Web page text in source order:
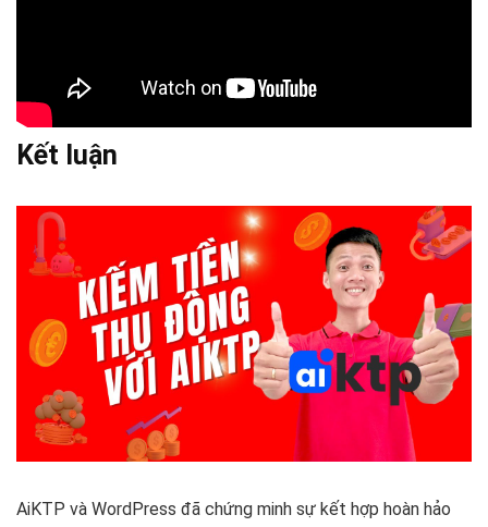
Kết luận
AiKTP và WordPress đã chứng minh sự kết hợp hoàn hảo